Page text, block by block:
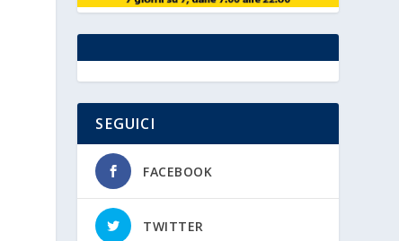
SEGUICI
FACEBOOK
TWITTER